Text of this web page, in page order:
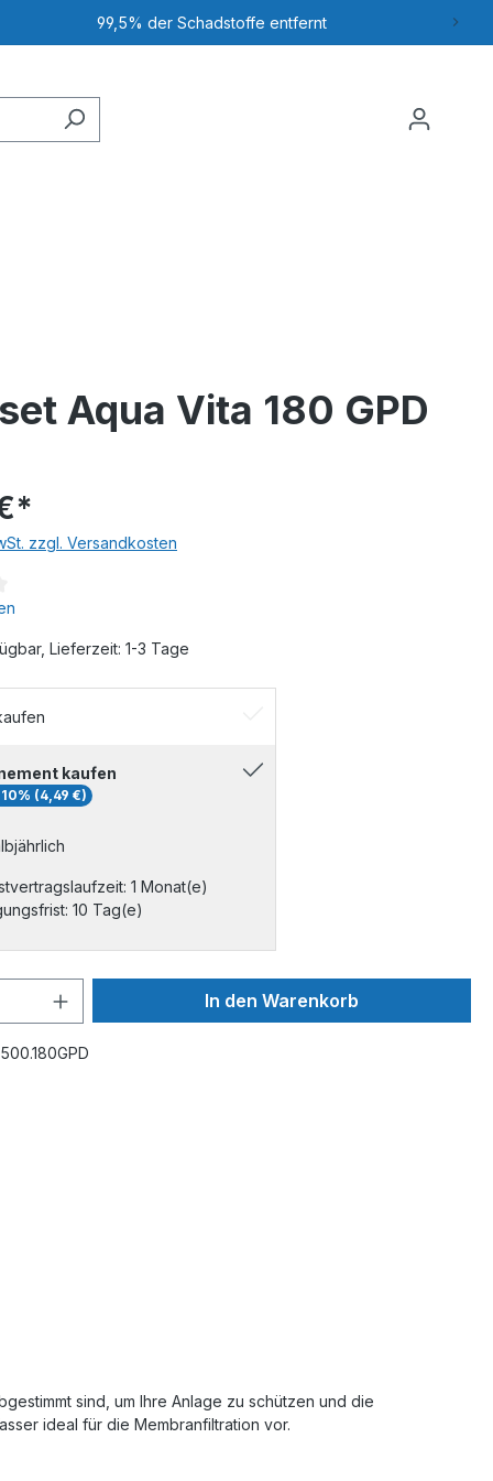
99,5% der Schadstoffe entfernt
Aqua Vita 180 GPD
zzgl. Versandkosten
Lieferzeit: 1-3 Tage
kaufen
(4,49 €)
1 Monat(e)
10 Tag(e)
In den Warenkorb
sind, um Ihre Anlage zu schützen und die
ideal für die Membranfiltration vor.